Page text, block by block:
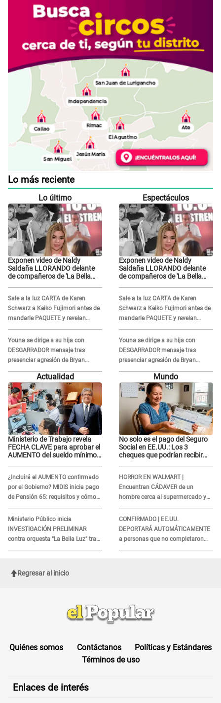
Lo más reciente
Lo último
Exponen video de Naldy
Saldaña LLORANDO delante
de compañeros de 'La Bella
Sale a la luz CARTA de Karen
Schwarz a Keiko Fujimori antes de
mandarle PAQUETE y revelan
intermediario: "En el cargo..."
Youna se dirige a su hija con
DESGARRADOR mensaje tras
presenciar agresión de Bryan
Torres a Samahara Lobatón:
"Perdóname mi amor"
Espectáculos
Exponen video de Naldy
Saldaña LLORANDO delante
de compañeros de 'La Bella
Sale a la luz CARTA de Karen
Schwarz a Keiko Fujimori antes de
mandarle PAQUETE y revelan
intermediario: "En el cargo..."
Youna se dirige a su hija con
DESGARRADOR mensaje tras
presenciar agresión de Bryan
Torres a Samahara Lobatón:
"Perdóname mi amor"
Actualidad
Ministerio de Trabajo revela
FECHA CLAVE para aprobar el
AUMENTO del sueldo mínimo:
¿Incluirá el AUMENTO confirmado
por el Gobierno? MIDIS inicia pago
de Pensión 65: requisitos y cómo
obtener el beneficio economico
Ministerio Público inicia
INVESTIGACIÓN PRELIMINAR
contra orquesta "La Bella Luz" tras
DENUNCIA de Naldy Saldaña
Mundo
No solo es el pago del Seguro
Social en EE.UU.: Los 3
cheques que podrían recibir
HORROR EN WALMART |
Encuentran CÁDAVER de un
hombre cerca al supermercado y
esto reveló la autopsia que le
realizaron
CONFIRMADO | EE.UU.
DEPORTARÁ AUTOMÁTICAMENTE
a personas que no completaron
este formulario clave
Regresar al inicio
Quiénes somos Contáctanos
Políticas y Estándares
Términos de uso
Enlaces de interés